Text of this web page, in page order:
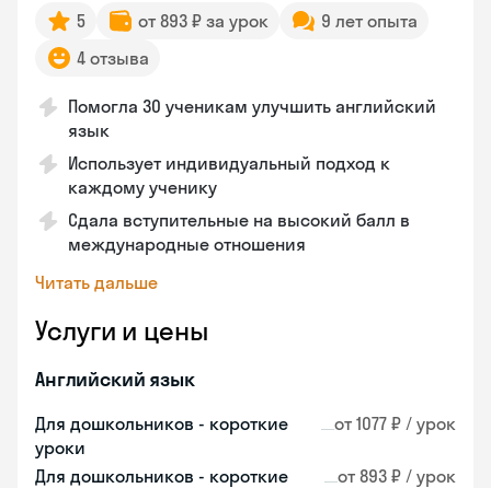
5 от 893 ₽ за урок
9 лет опыта
4 отзыва
Помогла 30 ученикам улучшить английский
язык
Использует индивидуальный подход к
каждому ученику
Сдала вступительные на высокий балл в
международные отношения
Читать дальше
Услуги и цены
Английский язык
Для дошкольников - короткие
уроки
от 1077 ₽ / урок
Для дошкольников - короткие
от 893 ₽ / урок